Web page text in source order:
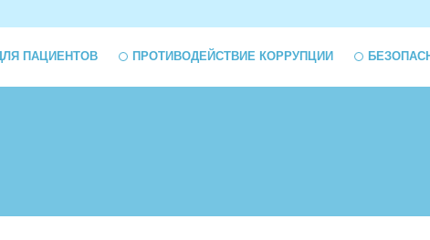
ПАЦИЕНТОВ ПРОТИВОДЕЙСТВИЕ КОРРУПЦИИ